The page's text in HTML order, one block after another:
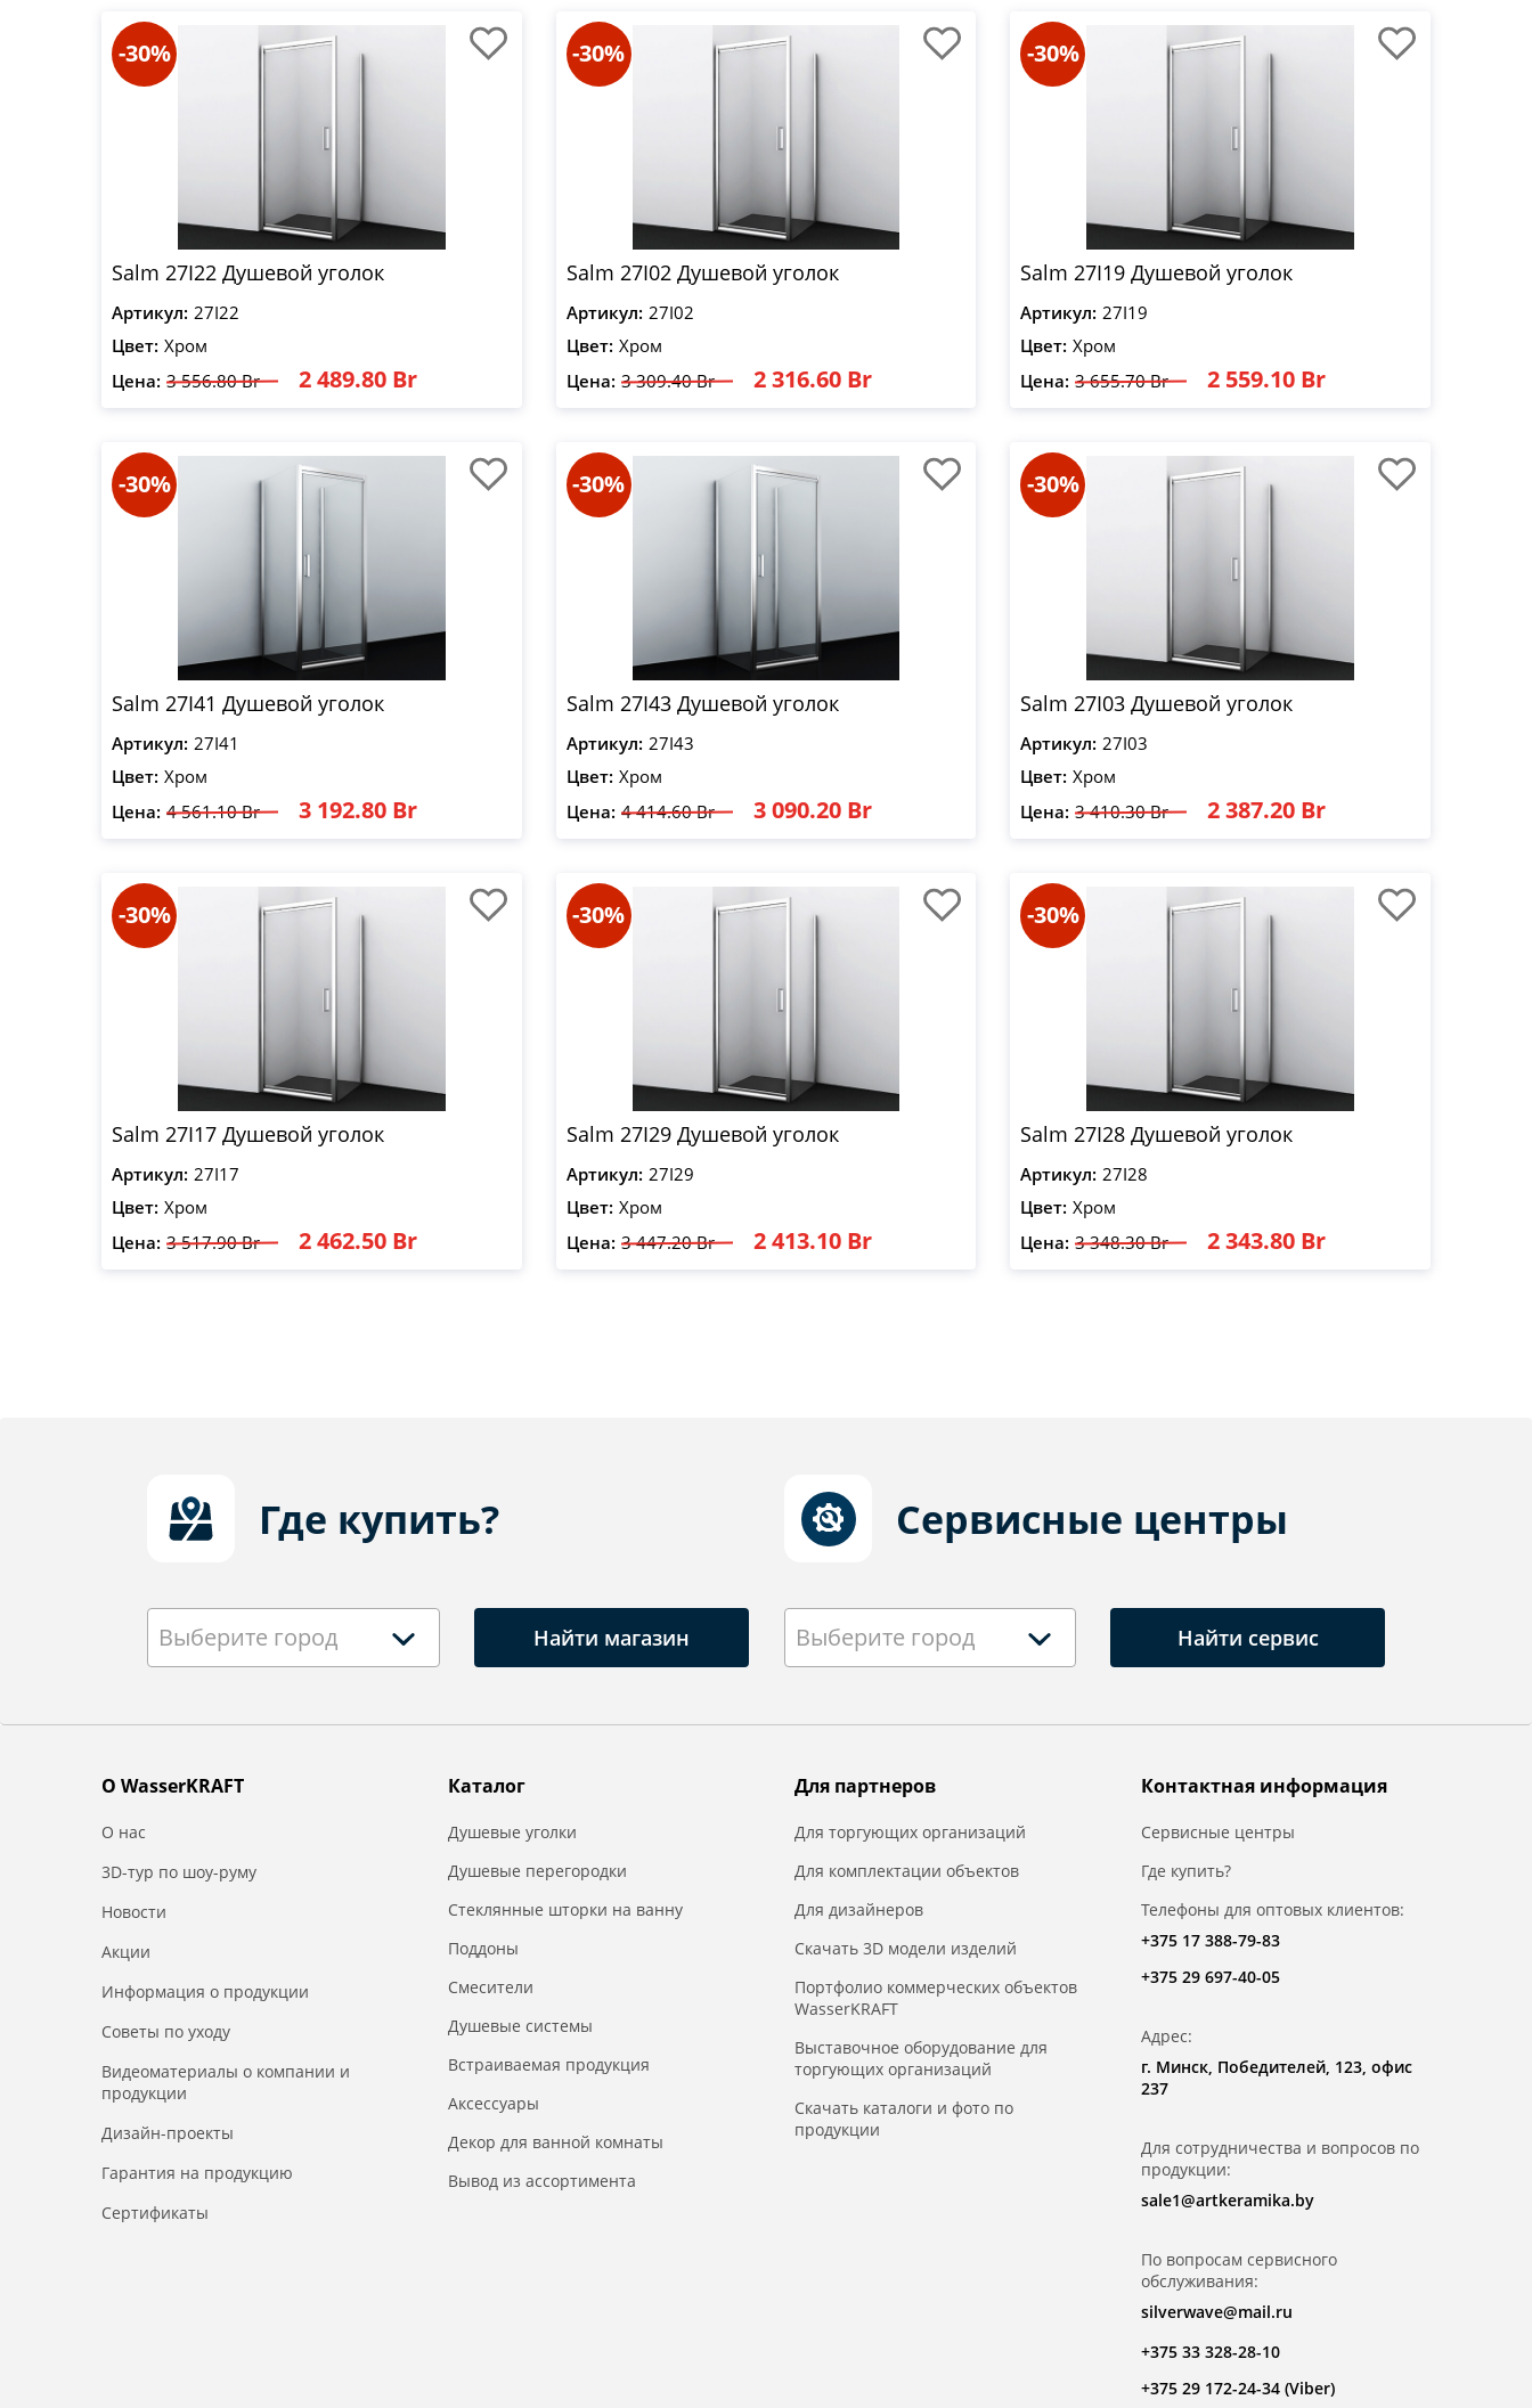
-30%
Salm 27I22 Душевой уголок
Артикул: 27I22
Цвет: Хром
Цена: 3 556.80 Br 2 489.80 Br
-30%
Salm 27I02 Душевой уголок
Артикул: 27I02
Цвет: Хром
Цена: 3 309.40 Br 2 316.60 Br
-30%
Salm 27I19 Душевой уголок
Артикул: 27I19
Цвет: Хром
Цена: 3 655.70 Br 2 559.10 Br
-30%
Salm 27I41 Душевой уголок
Артикул: 27I41
Цвет: Хром
Цена: 4 561.10 Br 3 192.80 Br
-30%
Salm 27I43 Душевой уголок
Артикул: 27I43
Цвет: Хром
Цена: 4 414.60 Br 3 090.20 Br
-30%
Salm 27I03 Душевой уголок
Артикул: 27I03
Цвет: Хром
Цена: 3 410.30 Br 2 387.20 Br
-30%
Salm 27I17 Душевой уголок
Артикул: 27I17
Цвет: Хром
Цена: 3 517.90 Br 2 462.50 Br
-30%
Salm 27I29 Душевой уголок
Артикул: 27I29
Цвет: Хром
Цена: 3 447.20 Br 2 413.10 Br
-30%
Salm 27I28 Душевой уголок
Артикул: 27I28
Цвет: Хром
Цена: 3 348.30 Br 2 343.80 Br
Где купить?
Выберите город Найти магазин
Сервисные центры
Выберите город Найти сервис
О WasserKRAFT
О нас
3D-тур по шоу-руму
Новости
Акции
Информация о продукции
Советы по уходу
Видеоматериалы о компании и
продукции
Дизайн-проекты
Гарантия на продукцию
Сертификаты
Каталог
Душевые уголки
Душевые перегородки
Стеклянные шторки на ванну
Поддоны
Смесители
Душевые системы
Встраиваемая продукция
Аксессуары
Декор для ванной комнаты
Вывод из ассортимента
Для партнеров
Для торгующих организаций
Для комплектации объектов
Для дизайнеров
Скачать 3D модели изделий
Портфолио коммерческих объектов
WasserKRAFT
Выставочное оборудование для
торгующих организаций
Скачать каталоги и фото по
продукции
Контактная информация
Сервисные центры
Где купить?
Телефоны для оптовых клиентов:
+375 17 388-79-83
+375 29 697-40-05
Адрес:
г. Минск, Победителей, 123, офис
237
Для сотрудничества и вопросов по
продукции:
sale1@artkeramika.by
По вопросам сервисного
обслуживания:
silverwave@mail.ru
+375 33 328-28-10
+375 29 172-24-34 (Viber)